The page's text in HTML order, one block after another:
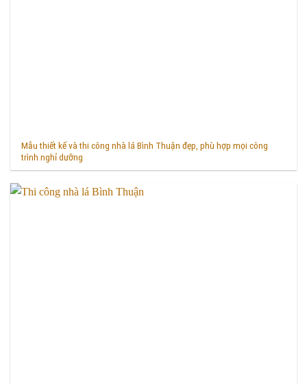
Mẫu thiết kế và thi công nhà lá Bình Thuận đẹp, phù hợp mọi công
trình nghỉ dưỡng